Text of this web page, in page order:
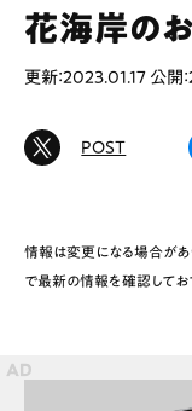
# カフェ # ラ
# 宮島
花海岸の
更新：2023.01.17 公開
POST
情報は変更になる場合があ
で最新の情報を確認してお